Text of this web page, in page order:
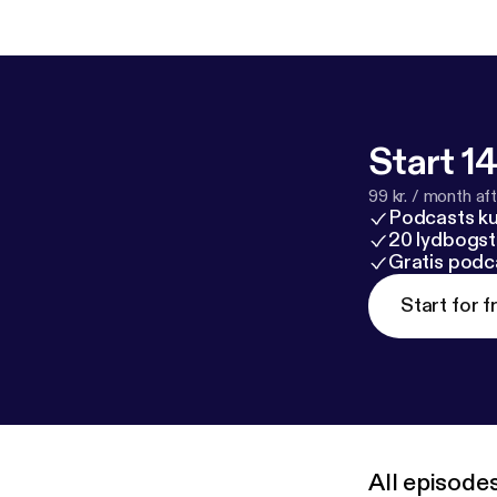
Start
99 kr. / month
Podcasts
20
Gratis
Start for
All